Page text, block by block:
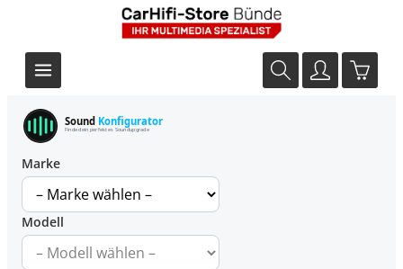
Sound Konfigurator
Finde dein perfektes Soundupgrade
Marke
Modell